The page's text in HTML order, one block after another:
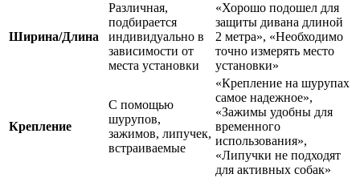
Ширина/Длина
Различная,
подбирается
индивидуально в
зависимости от
места установки
«Хорошо подошел для
защиты дивана длиной
2 метра», «Необходимо
точно измерять место
установки»
Крепление
С помощью
шурупов,
зажимов, липучек,
встраиваемые
«Крепление на шурупах
самое надежное»,
«Зажимы удобны для
временного
использования»,
«Липучки не подходят
для активных собак»